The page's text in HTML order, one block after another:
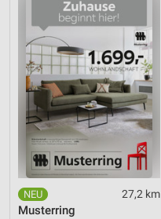
27,2 km
Musterring